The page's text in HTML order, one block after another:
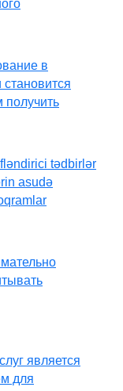
в
tədbirlər
asudə
является
для